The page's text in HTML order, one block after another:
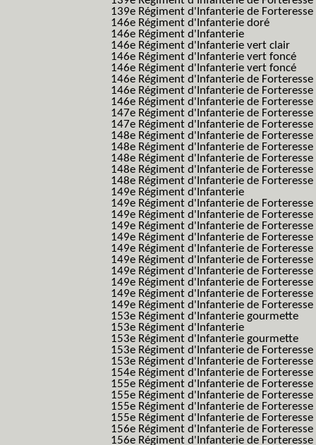
139e Régiment d'Infanterie de
146e Régiment d'Infanterie doré
146e Régiment d'Infanterie
146e Régiment d'Infanterie vert clair
146e Régiment d'Infanterie vert foncé
146e Régiment d'Infanterie vert foncé
146e Régiment d'Infanterie de
146e Régiment d'Infanterie de
146e Régiment d'Infanterie de
147e Régiment d'Infanterie de Forteresse
147e Régiment d'Infanterie de Forteresse
148e Régiment d'Infanterie de Forteresse
148e Régiment d'Infanterie de Forteresse
148e Régiment d'Infanterie de Forteresse
148e Régiment d'Infanterie de Forteresse
148e Régiment d'Infanterie de Forteresse
149e Régiment d'Infanterie
149e Régiment d'Infanterie de
149e Régiment d'Infanterie de
149e Régiment d'Infanterie de
149e Régiment d'Infanterie de
149e Régiment d'Infanterie de
149e Régiment d'Infanterie de
149e Régiment d'Infanterie de
149e Régiment d'Infanterie de
149e Régiment d'Infanterie de
149e Régiment d'Infanterie de
153e Régiment d'Infanterie gourmette
153e Régiment d'Infanterie
153e Régiment d'Infanterie gourmette
153e Régiment d'Infanterie de
153e Régiment d'Infanterie de
154e Régiment d'Infanterie de Forteresse
155e Régiment d'Infanterie de
155e Régiment d'Infanterie de
155e Régiment d'Infanterie de
155e Régiment d'Infanterie de
156e Régiment d'Infanterie de Forteresse
156e Régiment d'Infanterie de